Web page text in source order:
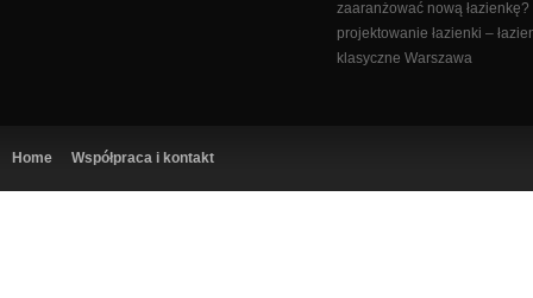
zaaranżować nową łazienkę?
projektowanie łazienki –
klasyczne Warszawa
Home Współpraca i kontakt